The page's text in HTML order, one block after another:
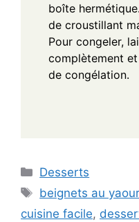
boîte
de croustillant
Pour congeler,
complètement
de congélation.
Categories
Desserts
Tags
beignets au
cuisine facile,